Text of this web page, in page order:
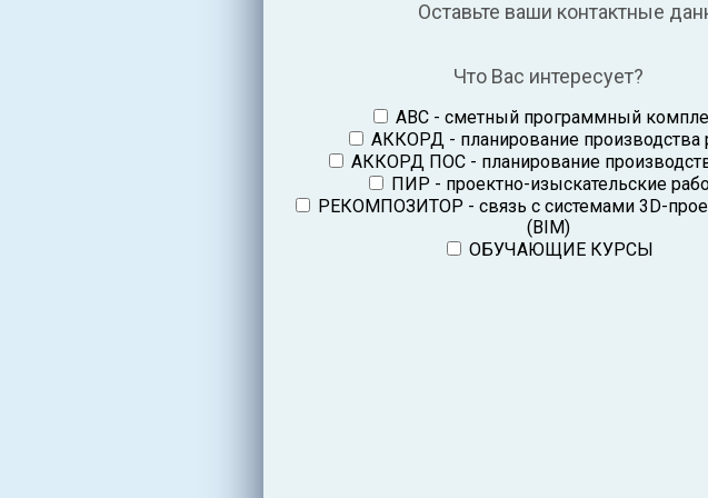
Оставьте ваши контактные
Что Вас интересует?
ABC - сметный программный
АККОРД - планирование производства
АККОРД ПОС - планирование
ПИР - проектно-изыскательские
РЕКОМПОЗИТОР - связь с системами 3D-
(BIM)
ОБУЧАЮЩИЕ КУРСЫ